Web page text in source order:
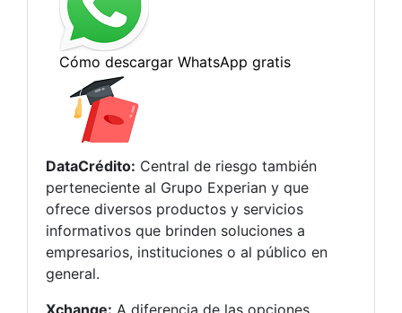
DataCrédito: Central de riesgo también
perteneciente al Grupo Experian y que
ofrece diversos productos y servicios
informativos que brinden soluciones a
empresarios, instituciones o al público en
general.